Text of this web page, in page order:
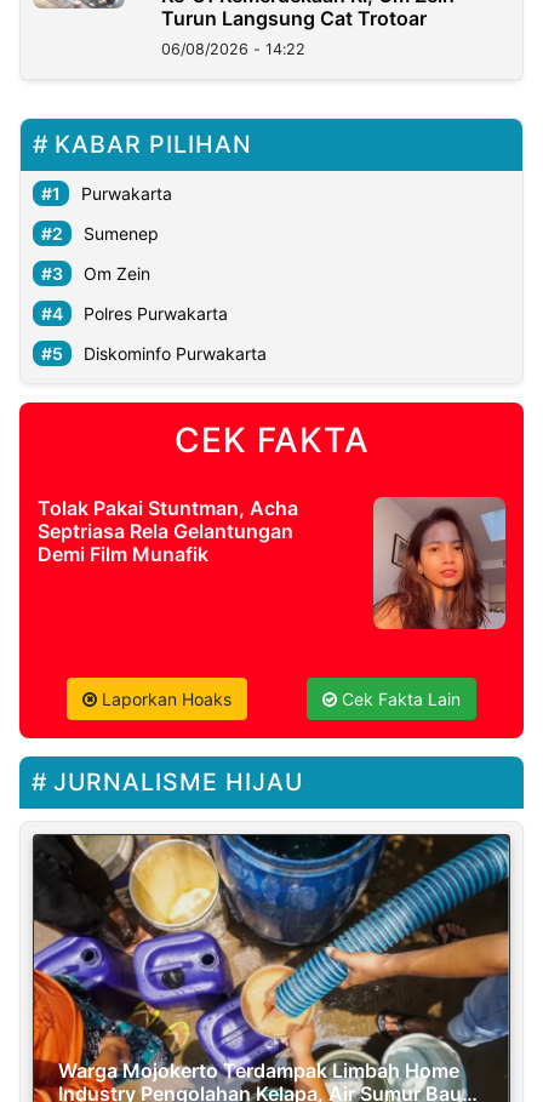
Turun Langsung Cat Trotoar
06/08/2026 - 14:22
KABAR PILIHAN
Purwakarta
Sumenep
Om Zein
Polres Purwakarta
Diskominfo Purwakarta
CEK FAKTA
Tolak Pakai Stuntman, Acha
Septriasa Rela Gelantungan
Demi Film Munafik
Laporkan Hoaks Cek Fakta Lain
JURNALISME HIJAU
Warga Mojokerto Terdampak Limbah Home
Industry Pengolahan Kelapa, Air Sumur Bau